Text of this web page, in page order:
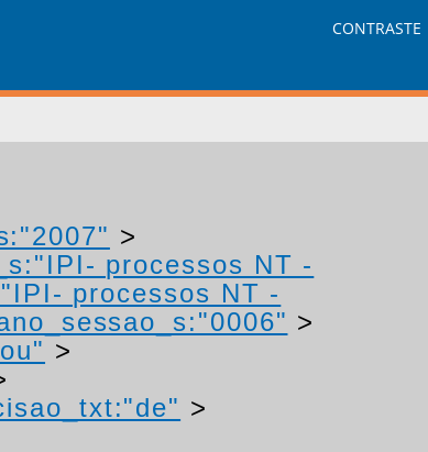
CONTRASTE
>
processos NT -
processos NT -
>
>
>